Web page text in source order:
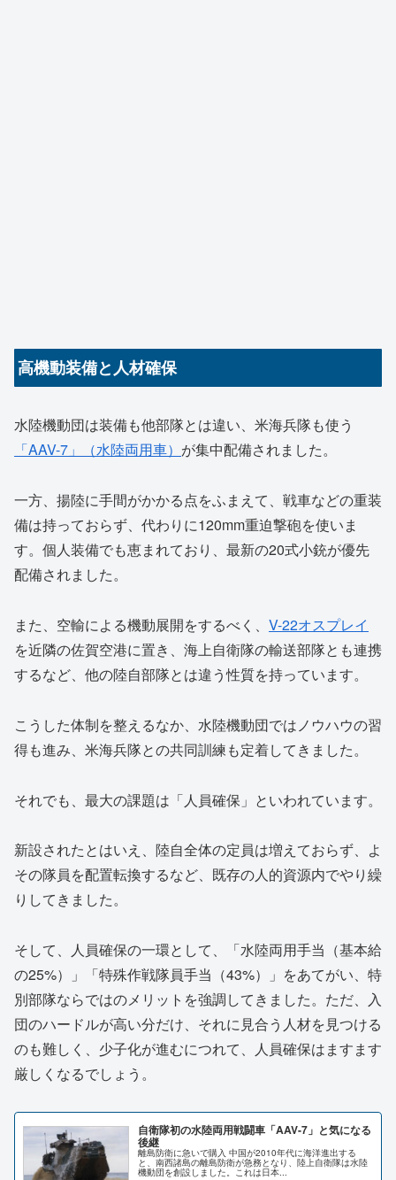
高機動装備と人材確保
水陸機動団は装備も他部隊とは違い、米海兵隊も使う
「AAV-7」（水陸両用車） が集中配備されました。
一方、揚陸に手間がかかる点をふまえて、戦車などの重装
備は持っておらず、代わりに120mm重迫撃砲を使いま
す。個人装備でも恵まれており、最新の20式小銃が優先
配備されました。
また、空輸による機動展開をするべく、 V-22オスプレイ
を近隣の佐賀空港に置き、海上自衛隊の輸送部隊とも連携
するなど、他の陸自部隊とは違う性質を持っています。
こうした体制を整えるなか、水陸機動団ではノウハウの習
得も進み、米海兵隊との共同訓練も定着してきました。
それでも、最大の課題は「人員確保」といわれています。
新設されたとはいえ、陸自全体の定員は増えておらず、よ
その隊員を配置転換するなど、既存の人的資源内でやり繰
りしてきました。
そして、人員確保の一環として、「水陸両用手当（基本給
の25%）」「特殊作戦隊員手当（43%）」をあてがい、特
別部隊ならではのメリットを強調してきました。ただ、入
団のハードルが高い分だけ、それに見合う人材を見つける
のも難しく、少子化が進むにつれて、人員確保はますます
厳しくなるでしょう。
自衛隊初の水陸両用戦闘車「AAV-7」と気になる
後継
離島防衛に急いで購入 中国が2010年代に海洋進出する
と、南西諸島の離島防衛が急務となり、陸上自衛隊は水陸
機動団を創設しました。これは日本...